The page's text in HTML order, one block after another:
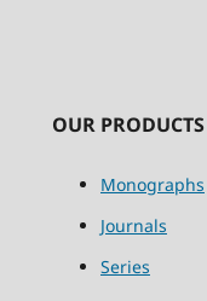
OUR PRODUCTS
Monographs
Journals
Series